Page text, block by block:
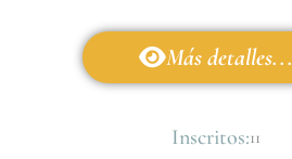
Más detalles...
Inscritos:11